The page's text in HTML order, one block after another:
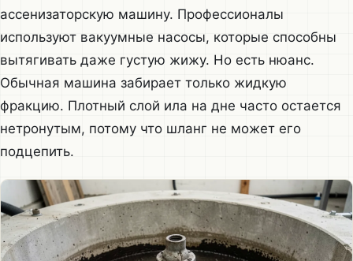
ассенизаторскую машину. Профессионалы
используют вакуумные насосы, которые способны
вытягивать даже густую жижу. Но есть нюанс.
Обычная машина забирает только жидкую
фракцию. Плотный слой ила на дне часто остается
нетронутым, потому что шланг не может его
подцепить.